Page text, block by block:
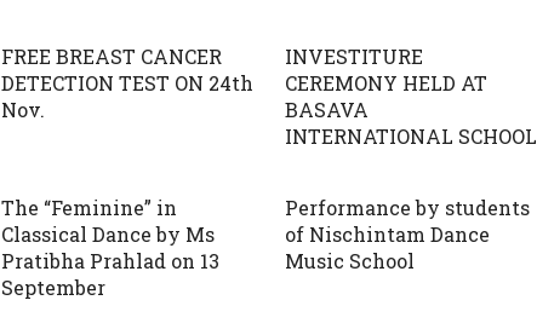
FREE BREAST CANCER
DETECTION TEST ON 24th
Nov.
INVESTITURE
CEREMONY HELD AT
BASAVA
INTERNATIONAL SCHOOL
The “Feminine” in
Classical Dance by Ms
Pratibha Prahlad on 13
September
Performance by students
of Nischintam Dance
Music School